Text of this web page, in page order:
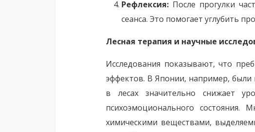
Рефлексия: После прогулки
сеанса. Это помогает углубить
Лесная терапия и научные
Исследования показывают, что
эффектов. В Японии, например, были
в лесах значительно снижает
психоэмоционального
химическими веществами,